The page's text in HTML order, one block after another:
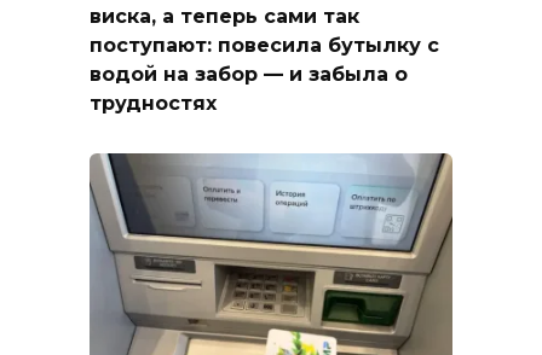
виска, а теперь сами так
поступают: повесила бутылку с
водой на забор — и забыла о
трудностях